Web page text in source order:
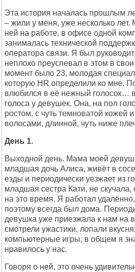
Эта история началась прошлым
– жили у меня, уже несколько
ней на работе, в офисе одной
занималась технической
оператора связи. Я был
неплохо преуспевал в этом в
момент было 23, молодая
которую HR определили ко мне.
влюбился в её нежный голосок…
голоса у девушек. Она, на пол
ростом, с чуть темноватой кожей
волосами, длинной, чуть ниже
День 1.
Выходной день. Мама моей
младшая дочь Алиса, живёт в
езды и периодически уезжает из
младшая сестра Кати, не скучала,
на это время. Я работал
поэтому всегда был дома.
девушка уже приезжала к нам на
смотрели ужастики, лопали
компьютерные игры, в общем я
нравилось у нас.
Говоря о ней, это очень